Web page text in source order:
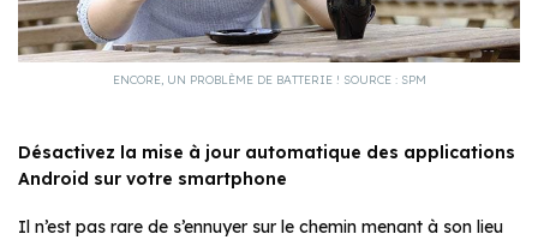
ENCORE, UN PROBLÈME DE BATTERIE ! SOURCE : SPM
Désactivez la mise à jour automatique des applications
Android sur votre smartphone
Il n’est pas rare de s’ennuyer sur le chemin menant à son lieu